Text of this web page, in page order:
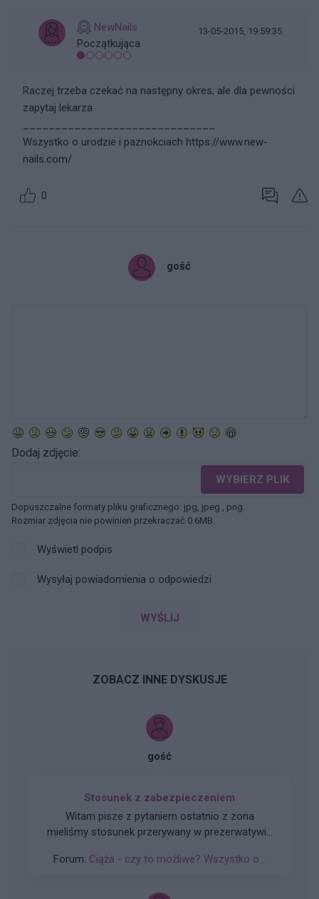
NewNails
Początkująca
13-05-2015, 19:59:35
Raczej trzeba czekać na następny okres, ale dla pewności
zapytaj lekarza
Wszystko o urodzie i paznokciach https://www.new-
nails.com/
0
gość
Dodaj zdjęcie:
WYBIERZ PLIK
Dopuszczalne formaty pliku graficznego: jpg, jpeg , png.
Rozmiar zdjęcia nie powinien przekraczać 0.6MB.
Wyświetl podpis
Wysyłaj powiadomienia o odpowiedzi
WYŚLIJ
ZOBACZ INNE DYSKUSJE
gość
Stosunek z zabezpieczeniem
Witam pisze z pytaniem ostatnio z zona
mieliśmy stosunek przerywany w prezerwatywie
+-3 dni i teraz niby 16 04 powinna być ale się
Forum: Ciąża - czy to możliwe? Wszystko o...